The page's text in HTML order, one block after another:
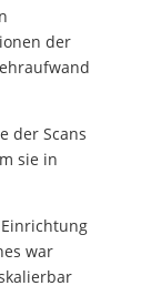
der
der Scans
sie in
war